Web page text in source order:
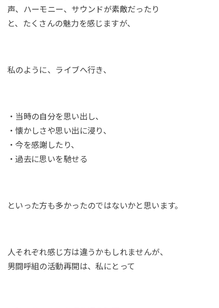
声、ハーモニー、サウンドが素敵だったり
と、たくさんの魅力を感じますが、
私のように、ライブへ行き、
・当時の自分を思い出し、
・懐かしさや思い出に浸り、
・今を感謝したり、
・過去に思いを馳せる
といった方も多かったのではないかと思います。
人それぞれ感じ方は違うかもしれませんが、
男闘呼組の活動再開は、私にとって